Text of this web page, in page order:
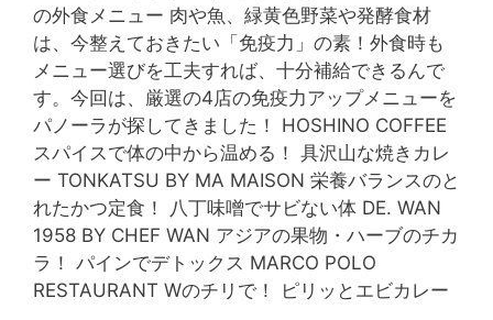
の外食メニュー 肉や魚、緑黄色野菜や発酵食材
は、今整えておきたい「免疫力」の素！外食時も
メニュー選びを工夫すれば、十分補給できるんで
す。今回は、厳選の4店の免疫力アップメニューを
パノーラが探してきました！ HOSHINO COFFEE
スパイスで体の中から温める！ 具沢山な焼きカレ
ー TONKATSU BY MA MAISON 栄養バランスのと
れたかつ定食！ 八丁味噌でサビない体 DE. WAN
1958 BY CHEF WAN アジアの果物・ハーブのチカ
ラ！ パインでデトックス MARCO POLO
RESTAURANT Wのチリで！ ピリッとエビカレー